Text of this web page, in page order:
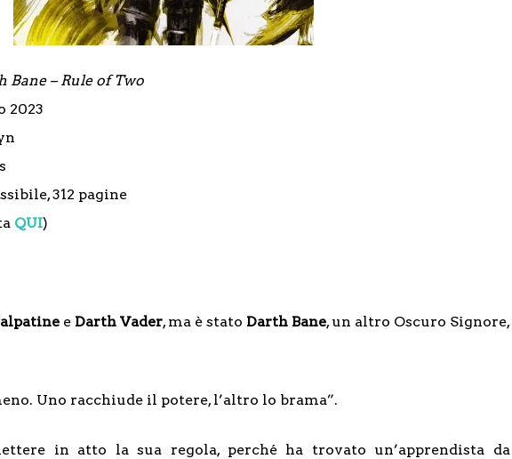
Bane – Rule of Two
2023
312 pagine
QUI)
e Darth Vader, ma è stato Darth Bane, un altro Oscuro Signore,
Uno racchiude il potere, l’altro lo brama”.
in atto la sua regola, perché ha trovato un’apprendista da